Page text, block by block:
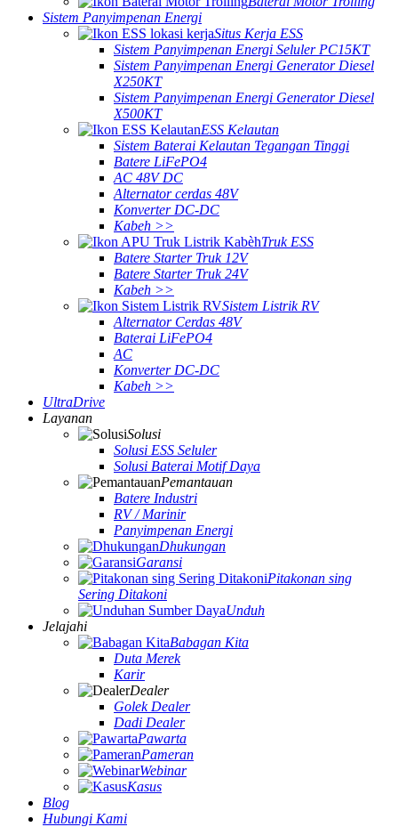
Sistem Panyimpenan Energi
Situs Kerja ESS
Sistem Panyimpenan Energi Seluler PC15KT
Sistem Panyimpenan Energi Generator Diesel
X250KT
Sistem Panyimpenan Energi Generator Diesel
X500KT
ESS Kelautan
Sistem Baterai Kelautan Tegangan Tinggi
Batere LiFePO4
AC 48V DC
Alternator cerdas 48V
Konverter DC-DC
Kabeh >>
Truk ESS
Batere Starter Truk 12V
Batere Starter Truk 24V
Kabeh >>
Sistem Listrik RV
Alternator Cerdas 48V
Baterai LiFePO4
AC
Konverter DC-DC
Kabeh >>
UltraDrive
Layanan
Solusi
Solusi ESS Seluler
Solusi Baterai Motif Daya
Pemantauan
Batere Industri
RV / Marinir
Panyimpenan Energi
Dhukungan
Garansi
Pitakonan sing
Sering Ditakoni
Unduh
Jelajahi
Babagan Kita
Duta Merek
Karir
Dealer
Golek Dealer
Dadi Dealer
Pawarta
Pameran
Webinar
Kasus
Blog
Hubungi Kami